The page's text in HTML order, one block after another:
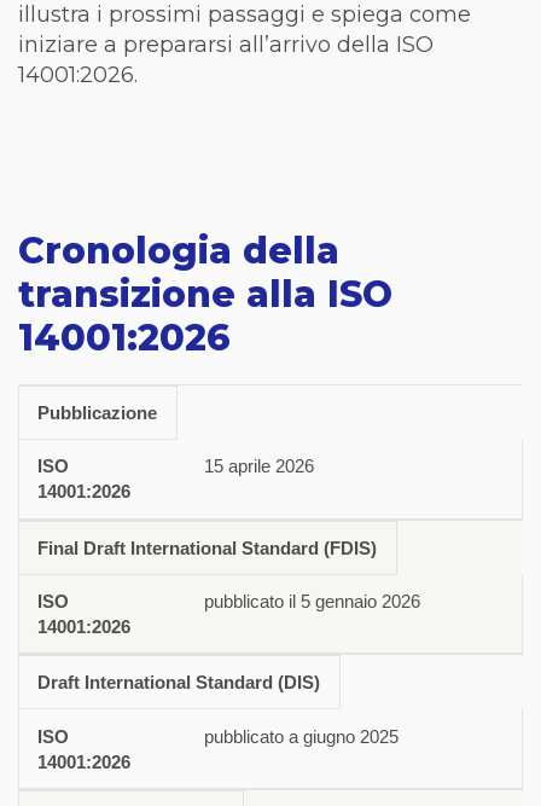
illustra i prossimi passaggi e spiega come
iniziare a prepararsi all’arrivo della ISO
14001:2026.
Cronologia della
transizione alla ISO
14001:2026
Standard attualmente in vigore
Pubblicazione
15 aprile 2026
Final Draft International Standard (FDIS)
pubblicato il 5 gennaio 2026
Draft International Standard (DIS)
pubblicato a giugno 2025